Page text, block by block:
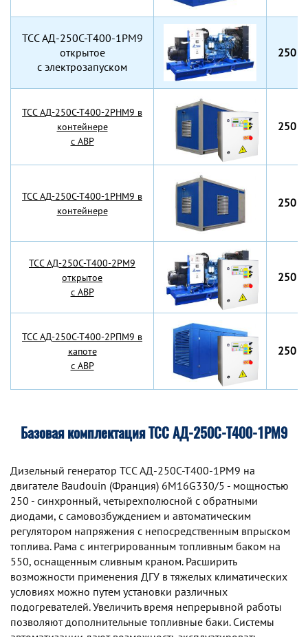
TCC АД-250С-Т400-1РМ9
открытое
с электрозапуском
250
TCC АД-250С-Т400-2РНМ9 в
контейнере
с АВР
250
TCC АД-250С-Т400-1РНМ9 в
контейнере
250
TCC АД-250С-Т400-2РМ9
открытое
с АВР
250
TCC АД-250С-Т400-2РПМ9 в
капоте
с АВР
250
Базовая комплектация ТСС АД-250С-Т400-1РМ9
Дизельный генератор TCC АД-250С-Т400-1РМ9 на
двигателе Baudouin (Франция) 6M16G330/5 - мощностью
250 - синхронный, четырехполюсной с обратными
диодами, с самовозбуждением и автоматическим
регулятором напряжения с непосредственным впрыском
топлива. Рама с интегрированным топливным баком на
550, оснащенным сливным краном. Расширить
возможности применения ДГУ в тяжелых климатических
условиях можно путем установки различных
подогревателей. Увеличить время непрерывной работы
позволяют дополнительные топливные баки. Системы